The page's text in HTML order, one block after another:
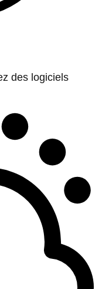
des logiciels